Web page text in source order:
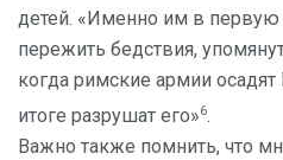
детей. «Именно им в первую
пережить бедствия,
когда римские армии
итоге разрушат его»6.
Важно также помнить, что